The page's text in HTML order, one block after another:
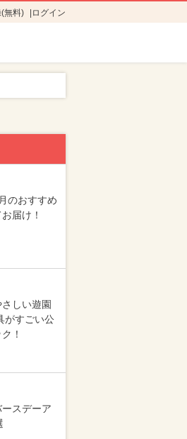
無料) ログイン
のおすすめ
届け！
しい遊園
がすごい公
！
スデーア